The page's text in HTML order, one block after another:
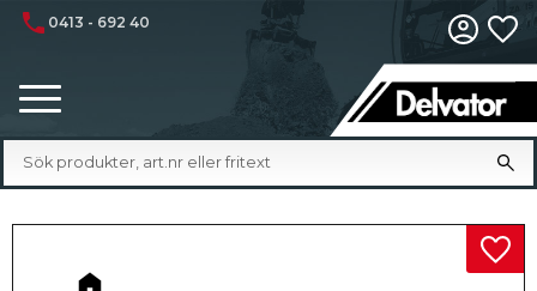
phone 0413 - 692 40